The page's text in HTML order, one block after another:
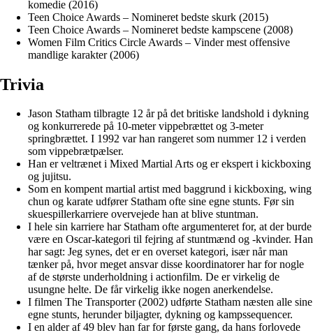
komedie (2016)
Teen Choice Awards – Nomineret bedste skurk (2015)
Teen Choice Awards – Nomineret bedste kampscene (2008)
Women Film Critics Circle Awards – Vinder mest offensive
mandlige karakter (2006)
Trivia
Jason Statham tilbragte 12 år på det britiske landshold i dykning
og konkurrerede på 10-meter vippebrættet og 3-meter
springbrættet. I 1992 var han rangeret som nummer 12 i verden
som vippebrætpælser.
Han er veltrænet i Mixed Martial Arts og er ekspert i kickboxing
og jujitsu.
Som en kompent martial artist med baggrund i kickboxing, wing
chun og karate udfører Statham ofte sine egne stunts. Før sin
skuespillerkarriere overvejede han at blive stuntman.
I hele sin karriere har Statham ofte argumenteret for, at der burde
være en Oscar-kategori til fejring af stuntmænd og -kvinder. Han
har sagt: Jeg synes, det er en overset kategori, især når man
tænker på, hvor meget ansvar disse koordinatorer har for nogle
af de største underholdning i actionfilm. De er virkelig de
usungne helte. De får virkelig ikke nogen anerkendelse.
I filmen The Transporter (2002) udførte Statham næsten alle sine
egne stunts, herunder biljagter, dykning og kampssequencer.
I en alder af 49 blev han far for første gang, da hans forlovede